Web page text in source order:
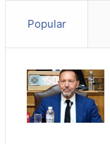
Popular